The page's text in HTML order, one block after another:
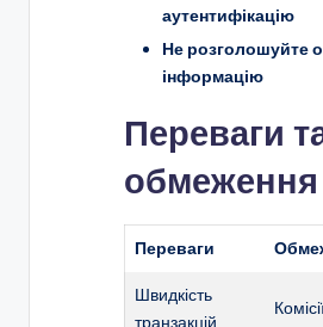
аутентифікацію
Не розголошуйте
інформацію
Переваги
обмеження
Переваги
Швидкість
транзакцій